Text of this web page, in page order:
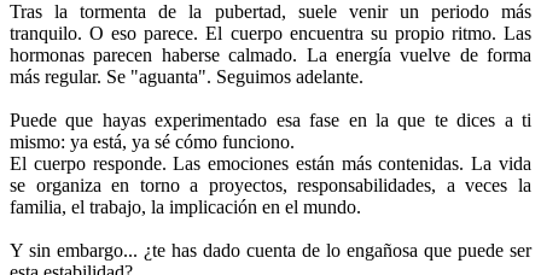
Tras la tormenta de la pubertad, suele venir un periodo más
tranquilo. O eso parece. El cuerpo encuentra su propio ritmo. Las
hormonas parecen haberse calmado. La energía vuelve de forma
más regular. Se "aguanta". Seguimos adelante.
Puede que hayas experimentado esa fase en la que te dices a ti
mismo: ya está, ya sé cómo funciono.
El cuerpo responde. Las emociones están más contenidas. La vida
se organiza en torno a proyectos, responsabilidades, a veces la
familia, el trabajo, la implicación en el mundo.
Y sin embargo... ¿te has dado cuenta de lo engañosa que puede ser